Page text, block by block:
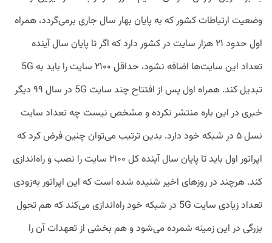
وضعیت ارتباطات کشور که به پایان بهار سال جاری برمی‌گردد، همراه
اول حدود ۲۱ هزار سایت در کشور دارد که اگر تا پایان سال آینده
تعداد این سایت‌ها اضافه نشود، حداقل ۲۱۰۰ سایت را باید به 5G
تبدیل کند. همراه اول پس از افتتاح چند سایت 5G در سال ۹۹ دیگر
خبری در این باره منتشر نکرده و مشخص نیست چه تعداد سایت
نسل ۵ در شبکه خود دارد. بدین ترتیب می‌توان چنین فرض کرد که
اپراتور اول باید تا پایان سال آینده کل ۲۱۰۰ سایت را نصب و راه‌اندازی
کند. هرچند در روزهای اخیر شنیده شده است که این اپراتور به‌زودی
تعداد زیادی سایت 5G در شبکه خود راه‌اندازی می‌کند که هم تحول
بزرگی در این زمینه شمرده می‌شود و هم بخشی از تعهدات آن را